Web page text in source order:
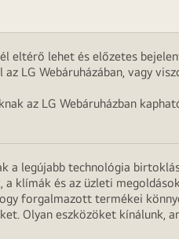
eltérő lehet és előzetes
LG Webáruházában, vagy
az LG Webáruházban
legújabb technológia
klímák és az üzleti
forgalmazott termékei
Olyan eszközöket kínálunk,